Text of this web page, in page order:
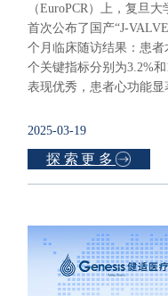
（EuroPCR）上，复旦
首次公布了国产“J-
个月临床随访结果：患
个关键指标分别为3.2%
表现优秀，患者心功能显
2025-03-19
探索更多